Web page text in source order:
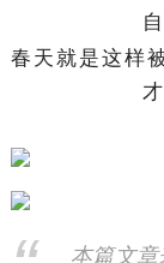
春天就是这样
本篇文